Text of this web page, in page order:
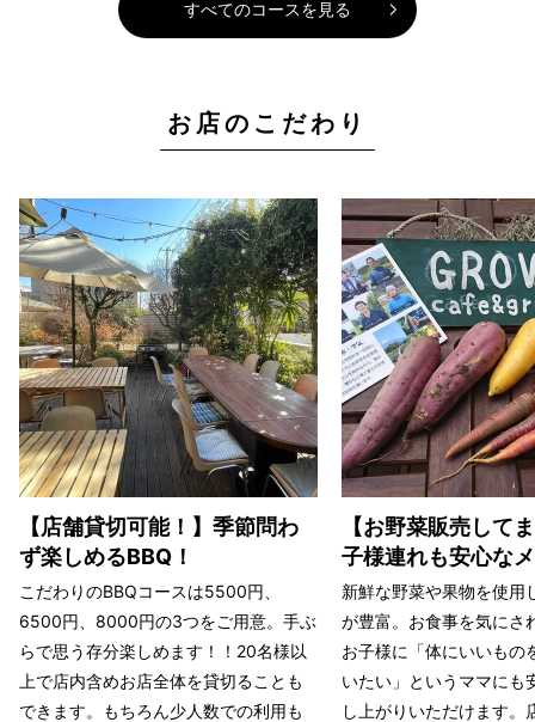
すべてのコースを見る
お店のこだわり
【店舗貸切可能！】季節問わ
ず楽しめるBBQ！
こだわりのBBQコースは5500円、
6500円、8000円の3つをご用意。手ぶ
らで思う存分楽しめます！！20名様以
上で店内含めお店全体を貸切ることも
できます。もちろん少人数での利用も
【お野菜販売して
子様連れも安心な
新鮮な野菜や果物を使用
が豊富。お食事を気にさ
お子様に「体にいいもの
いたい」というママにも
し上がりいただけます。